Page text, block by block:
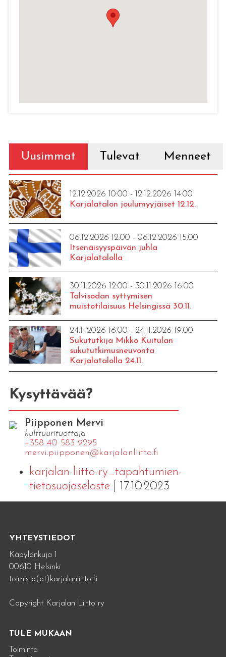
Uusimmat Tulevat Menneet
12.12.2026 10:00 - 12.12.2026 14:00
Karjalatalon joulumyyjäiset 12.12.
06.12.2026 12:00 - 06.12.2026 15:00
Itsenäisyyspäivän juhla
Karjalatalolla
30.11.2026 12:00 - 30.11.2026 16:00
Talvisodan syttymisen
muistotilaisuus Helsingissä 30.11.
24.11.2026 16:00 - 24.11.2026 19:00
Sukututkija Mikko Kuitulan
sukututkimusneuvonta
Karjalatalolla 24.11.
Kysyttävää?
Piipponen Mervi
kulttuurituottaja
+358 40 583 9295
mervi.​piipponen@​kar​jala​nlii​tto.​fi
karjalan-liitto-ry_tapahtumien-
tietosuojaseloste| 17.10.2023
YHTEYSTIEDOT
Käpylänkuja 1
00610 Helsinki
toimisto(at)karjalanliitto.fi
Copyright Karjalan Liitto ry
TULE MUKAAN
Toiminta